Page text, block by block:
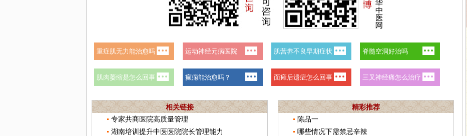
相关链接
专家共商医院高质量管理
湖南培训提升中医医院院长管理能力
精彩推荐
陈品一
哪些情况下需禁忌辛辣